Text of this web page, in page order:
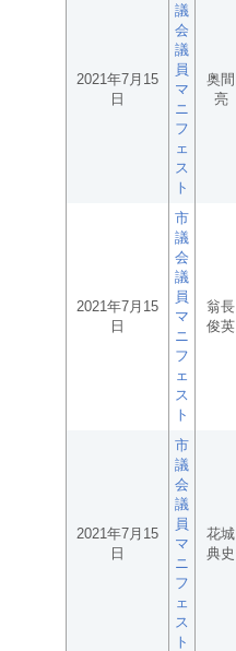
2021年7月15
日
議
会
議
員
マ
ニ
フ
ェ
ス
ト
奥間
亮
2021年7月15
日
市
議
会
議
員
マ
ニ
フ
ェ
ス
ト
翁長
俊英
2021年7月15
日
市
議
会
議
員
マ
ニ
フ
ェ
ス
ト
花城
典史